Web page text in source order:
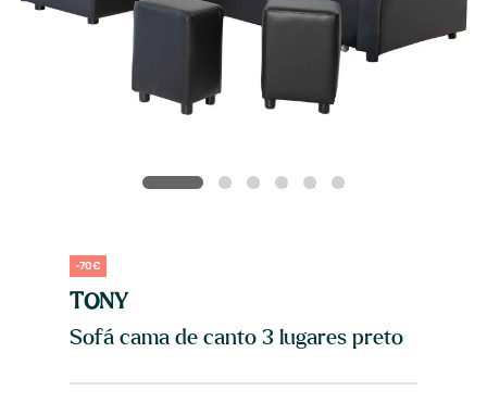
-70€
TONY
Sofá cama de canto 3 lugares preto